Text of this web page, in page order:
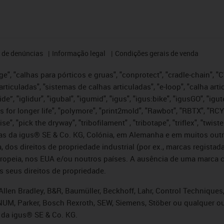
denúncias Informação legal Condições gerais de venda
"calhas para pórticos e gruas", "conprotect", "cradle-chain",
"sistemas de calhas articuladas", "e-loop", "calha
"iglidur", "igubal", "igumid", "igus", "igus:bike", "igusGO",
longer life", "polymore", "print2mold", "Rawbot", "RBTX",
"pick the dryway", "tribofilament" , "tribotape", "triflex",
da igus® SE & Co. KG, Colónia, em Alemanha e em muitos
direitos de propriedade industrial (por ex., marcas
nos EUA e/ou noutros países. A ausência de uma
seus direitos de propriedade.
Bradley, B&R, Baumüller, Beckhoff, Lahr, Control
Parker, Bosch Rexroth, SEW, Siemens, Stöber ou
igus® SE & Co. KG.